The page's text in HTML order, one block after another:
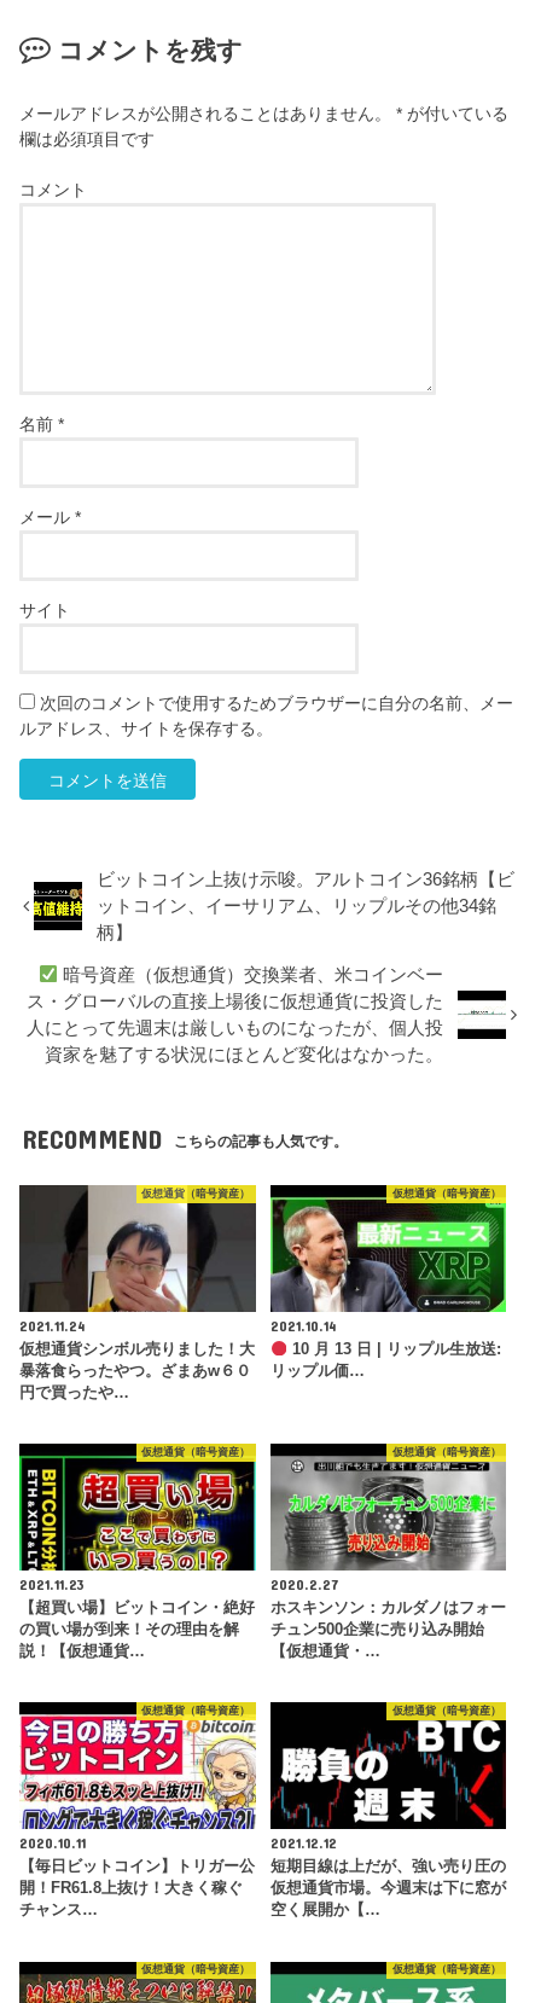
コメントを残す
メールアドレスが公開されることはありません。 * が付いている
欄は必須項目です
コメント
名前*
メール*
サイト
次回のコメントで使用するためブラウザーに自分の名前、メー
ルアドレス、サイトを保存する。
ビットコイン上抜け示唆。アルトコイン36銘柄【ビ
ットコイン、イーサリアム、リップルその他34銘
柄】
暗号資産（仮想通貨）交換業者、米コインベー
ス・グローバルの直接上場後に仮想通貨に投資した
人にとって先週末は厳しいものになったが、個人投
資家を魅了する状況にほとんど変化はなかった。
RECOMMEND こちらの記事も人気です。
仮想通貨（暗号資産）
2021.11.24
仮想通貨シンボル売りました！大
暴落食らったやつ。ざまあw６０
円で買ったや…
仮想通貨（暗号資産）
2021.10.14
10 月 13 日 | リップル生放送:
リップル価…
仮想通貨（暗号資産）
2021.11.23
【超買い場】ビットコイン・絶好
の買い場が到来！その理由を解
説！【仮想通貨…
仮想通貨（暗号資産）
2020.2.27
ホスキンソン：カルダノはフォー
チュン500企業に売り込み開始
【仮想通貨・…
仮想通貨（暗号資産）
2020.10.11
【毎日ビットコイン】トリガー公
開！FR61.8上抜け！大きく稼ぐ
チャンス…
仮想通貨（暗号資産）
2021.12.12
短期目線は上だが、強い売り圧の
仮想通貨市場。今週末は下に窓が
空く展開か【…
仮想通貨（暗号資産） 仮想通貨（暗号資産）